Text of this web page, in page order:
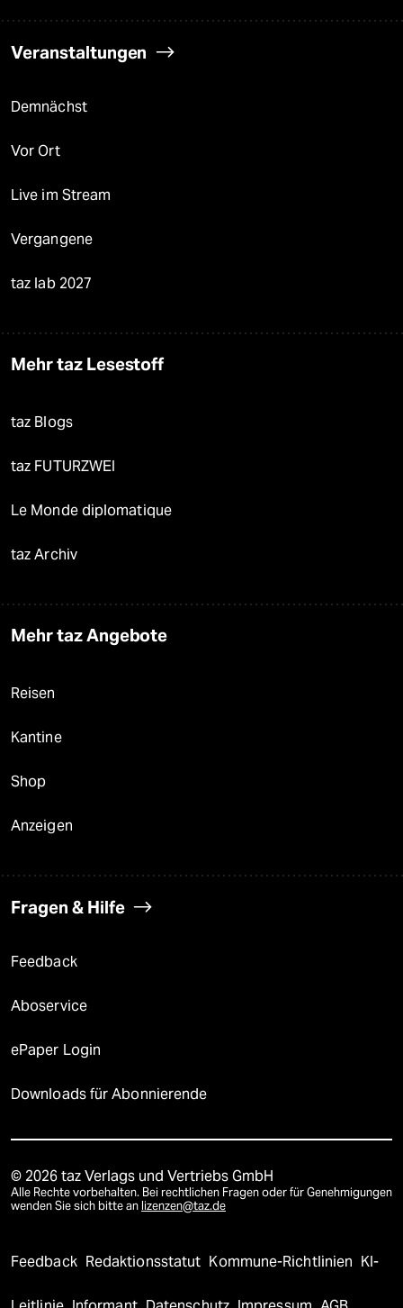
Veranstaltungen
Demnächst
Vor Ort
Live im Stream
Vergangene
taz lab 2027
Mehr taz Lesestoff
taz Blogs
taz FUTURZWEI
Le Monde diplomatique
taz Archiv
Mehr taz Angebote
Reisen
Kantine
Shop
Anzeigen
Fragen & Hilfe
Feedback
Aboservice
ePaper Login
Downloads für Abonnierende
© 2026 taz Verlags und Vertriebs GmbH
Alle Rechte vorbehalten. Bei rechtlichen Fragen oder für Genehmigungen
wenden Sie sich bitte an lizenzen@taz.de
Feedback Redaktionsstatut Kommune-Richtlinien KI-